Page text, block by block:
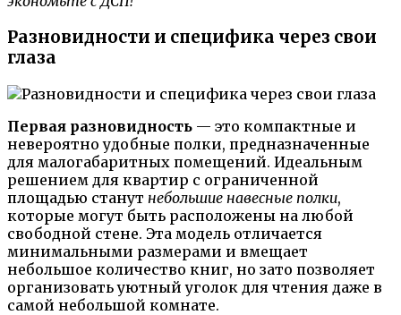
Разновидности и специфика через свои
глаза
Первая разновидность — это компактные и
невероятно удобные полки, предназначенные
для малогабаритных помещений. Идеальным
решением для квартир с ограниченной
площадью станут небольшие навесные полки,
которые могут быть расположены на любой
свободной стене. Эта модель отличается
минимальными размерами и вмещает
небольшое количество книг, но зато позволяет
организовать уютный уголок для чтения даже в
самой небольшой комнате.